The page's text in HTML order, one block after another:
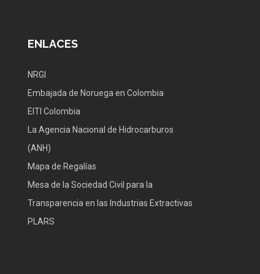
ENLACES
NRGI
Embajada de Noruega en Colombia
EITI Colombia
La Agencia Nacional de Hidrocarburos
(ANH)
Mapa de Regalías
Mesa de la Sociedad Civil para la
Transparencia en las Industrias Extractivas
PLARS